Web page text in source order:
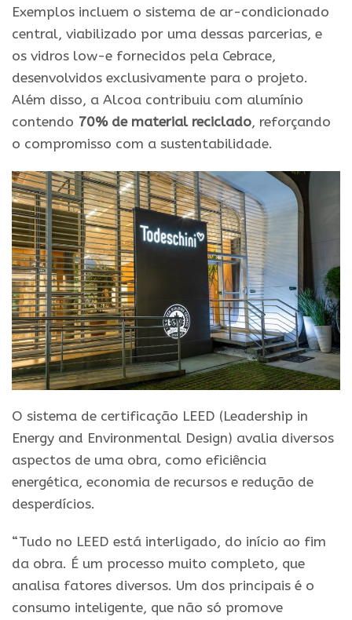
Exemplos incluem o sistema de ar-condicionado
central, viabilizado por uma dessas parcerias, e
os vidros low-e fornecidos pela Cebrace,
desenvolvidos exclusivamente para o projeto.
Além disso, a Alcoa contribuiu com alumínio
contendo 70% de material reciclado, reforçando
o compromisso com a sustentabilidade.
O sistema de certificação LEED (Leadership in
Energy and Environmental Design) avalia diversos
aspectos de uma obra, como eficiência
energética, economia de recursos e redução de
desperdícios.
“Tudo no LEED está interligado, do início ao fim
da obra. É um processo muito completo, que
analisa fatores diversos. Um dos principais é o
consumo inteligente, que não só promove